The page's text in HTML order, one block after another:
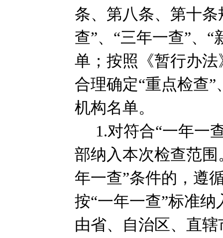
条、第八条、第十
查”、“三年一查”、
单；按照《暂行办
合理确定“重点检查
机构名单。
1.对符合“一年一
部纳入本次检查范围
年一查”条件的，遵
按“一年一查”标准
由省、自治区、直